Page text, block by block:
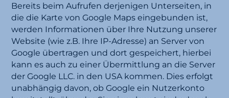
Bereits beim Aufrufen derjenigen Unterseiten, in
die die Karte von Google Maps eingebunden ist,
werden Informationen über Ihre Nutzung unserer
Website (wie z.B. Ihre IP-Adresse) an Server von
Google übertragen und dort gespeichert, hierbei
kann es auch zu einer Übermittlung an die Server
der Google LLC. in den USA kommen. Dies erfolgt
unabhängig davon, ob Google ein Nutzerkonto